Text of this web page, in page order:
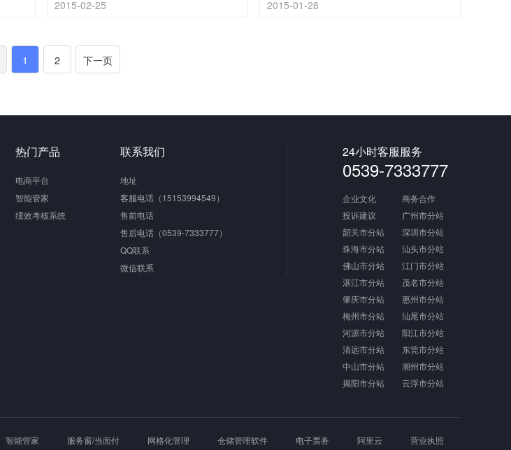
2015-02-25 2015-01-28
1 2 下一页
热门产品
电商平台
智能管家
绩效考核系统
联系我们
地址
客服电话（15153994549）
售前电话
售后电话（0539-7333777）
QQ联系
微信联系
24小时客服服务
0539-7333777
企业文化
商务合作
投诉建议
广州市分站
韶关市分站
深圳市分站
珠海市分站
汕头市分站
佛山市分站
江门市分站
湛江市分站
茂名市分站
肇庆市分站
惠州市分站
梅州市分站
汕尾市分站
河源市分站
阳江市分站
清远市分站
东莞市分站
中山市分站
潮州市分站
揭阳市分站
云浮市分站
智能管家 服务窗/当面付 网格化管理 仓储管理软件 电子票务 阿里云 营业执照